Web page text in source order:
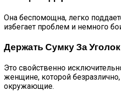
Она беспомощна, легко
избегает проблем и немного
Держать Сумку За Уголок
Это свойственно
женщине, которой
окружающие.